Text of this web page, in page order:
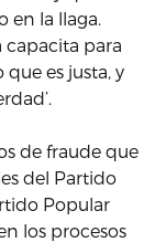
en la llaga.
capacita para
es justa, y
de fraude que
del Partido
Popular
los procesos